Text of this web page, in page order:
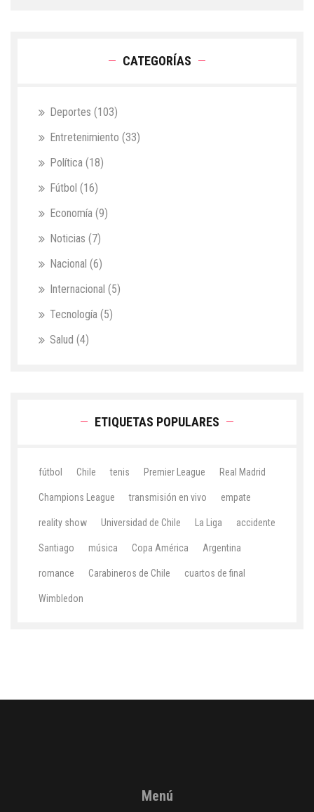
CATEGORÍAS
Deportes (103)
Entretenimiento (33)
Política (18)
Fútbol (16)
Economía (9)
Noticias (7)
Nacional (6)
Internacional (5)
Tecnología (5)
Salud (4)
ETIQUETAS POPULARES
fútbol Chile tenis Premier League Real Madrid
Champions League transmisión en vivo empate
reality show Universidad de Chile La Liga accidente
Santiago música Copa América Argentina
romance Carabineros de Chile cuartos de final
Wimbledon
Menú